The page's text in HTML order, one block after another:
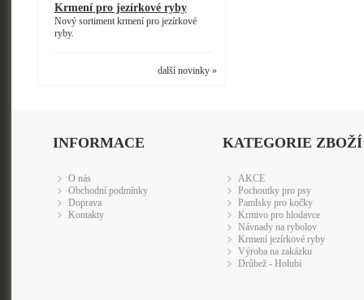
Krmení pro jezírkové ryby
Nový sortiment krmení pro jezírkové
ryby.
další novinky »
INFORMACE
O nás
Obchodní podmínky
Doprava
Kontakty
KATEGORIE ZBOŽÍ
AKCE
Pochoutky pro psy
Pamlsky pro kočky
Krmivo pro hlodavce
Návnady na rybolov
Krmení jezírkové ryby
Výroba na zakázku
Drůbež - Holubi